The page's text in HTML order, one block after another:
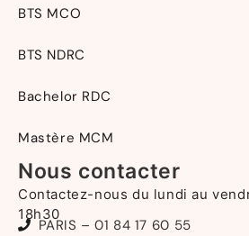
BTS MCO
BTS NDRC
Bachelor RDC
Mastère MCM
Nous contacter
Contactez-nous du lundi au
18h30
PARIS – 01 84 17 60 55